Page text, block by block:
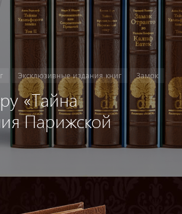
Эксклюзивные издания книг Замок
«Тайна
Парижской